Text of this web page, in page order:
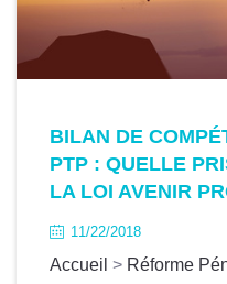
BILAN DE
PTP : QUELLE
LA LOI AVENIR
11/22/2018
Accueil > Réforme
22/2018
CPA, CPF de
CIF...
votre bilan de
l'entrée en vigueur